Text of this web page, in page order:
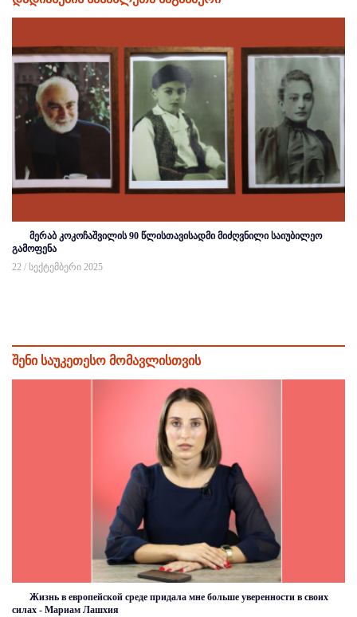
მერაბ კოკოჩაშვილის 90 წლისთავისადმი მიძღვნილი საიუბილეო
გამოფენა
22 / სექტემბერი 2025
შენი საუკეთესო მომავლისთვის
Жизнь в европейской среде придала мне больше уверенности в своих
силах - Мариам Лашхия